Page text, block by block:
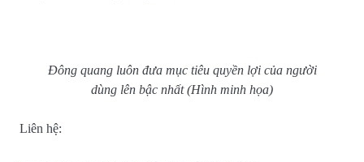
Đông quang luôn đưa mục tiêu quyền lợi của người
dùng lên bậc nhất (Hình minh họa)
Liên hệ: